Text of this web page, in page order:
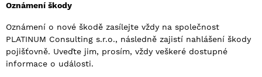
Oznámení škody
Oznámení o nové škodě zasílejte vždy na společnost
PLATINUM Consulting s.r.o., následně zajistí nahlášení škody
pojišťovně. Uveďte jim, prosím, vždy veškeré dostupné
informace o události.